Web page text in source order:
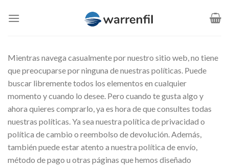
Mientras navega casualmente por nuestro sitio web, no tiene
que preocuparse por ninguna de nuestras políticas. Puede
buscar libremente todos los elementos en cualquier
momento y cuando lo desee. Pero cuando te gusta algo y
ahora quieres comprarlo, ya es hora de que consultes todas
nuestras políticas. Ya sea nuestra política de privacidad o
política de cambio o reembolso de devolución. Además,
también puede estar atento a nuestra política de envío,
método de pago u otras páginas que hemos diseñado